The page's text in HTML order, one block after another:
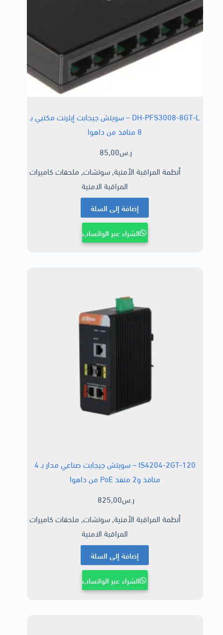
DH-PFS3008-8GT-L – سويتش جيجابت إيثرنت مكتبي بـ
8 منافذ من داهوا
85,00ر.س
أنظمة المراقبة الأمنية,سوتشات, ملحقات كاميرات
المراقبة الامنية
إضافة إلى السلة
الشراء عبر الواتساب
IS4204-2GT-120 – سويتش جيجابت صناعي مدار بـ 4
منافذ و2 منفذ PoE من داهوا
825,00ر.س
أنظمة المراقبة الأمنية,سوتشات, ملحقات كاميرات
المراقبة الامنية
إضافة إلى السلة
الشراء عبر الواتساب